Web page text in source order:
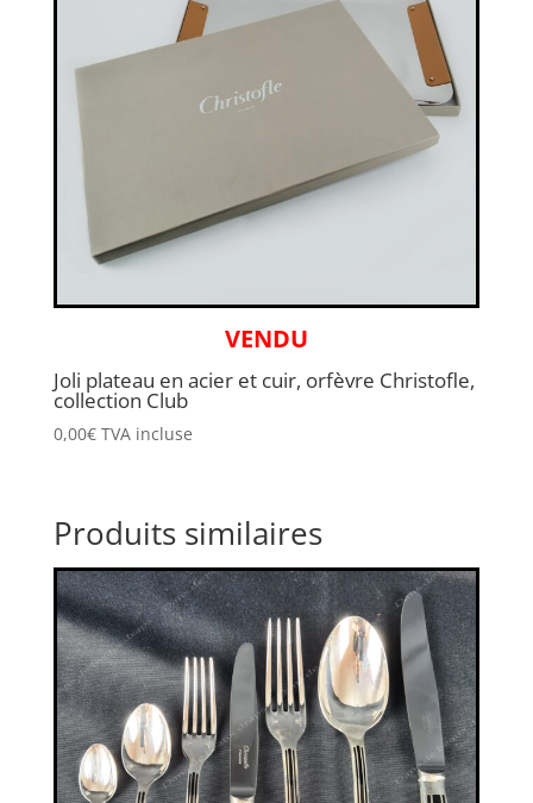
VENDU
Joli plateau en acier et cuir, orfèvre Christofle,
collection Club
0,00€ TVA incluse
Produits similaires